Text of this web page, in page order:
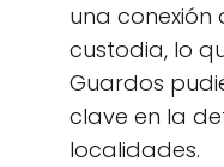
una conexión
custodia, lo
Guardos
clave en la
localidades.